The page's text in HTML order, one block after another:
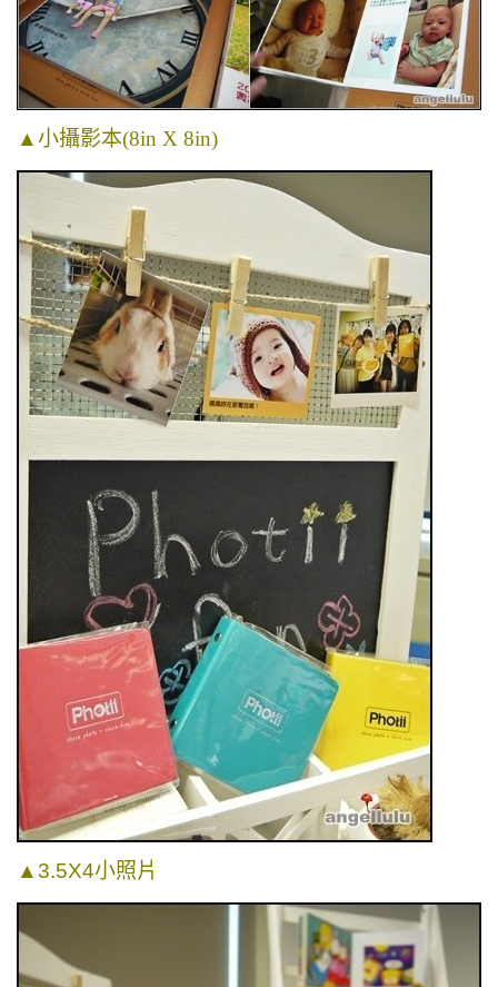
▲小攝影本(8in X 8in)
▲3.5X4小照片